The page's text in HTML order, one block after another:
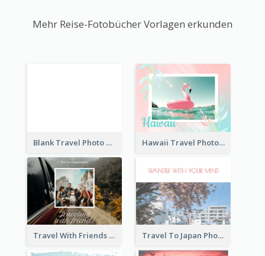
Mehr Reise-Fotobücher Vorlagen erkunden
Blank Travel Photo Book Hawaii Travel Photo Book
Travel With Friends Photo Book Travel To Japan Photo Book